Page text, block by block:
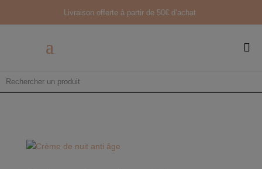
Livraison offerte à partir de 50€ d’achat
